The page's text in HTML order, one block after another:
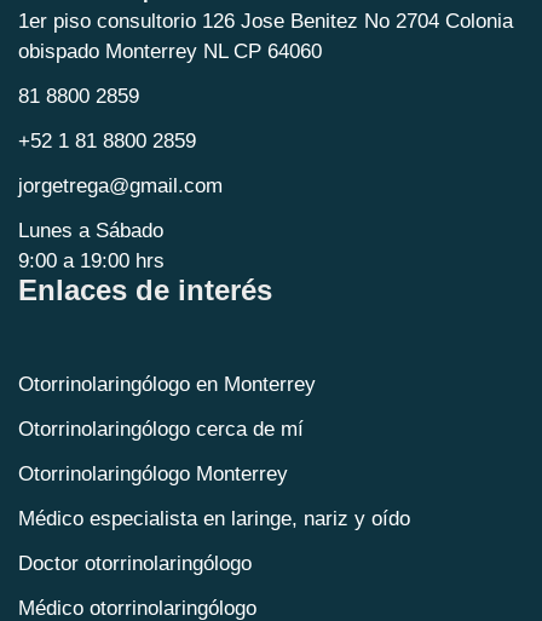
1er piso consultorio 126 Jose Benitez No 2704 Colonia
obispado Monterrey NL CP 64060
81 8800 2859
+52 1 81 8800 2859
jorgetrega@gmail.com
Lunes a Sábado
9:00 a 19:00 hrs
Enlaces de interés
Otorrinolaringólogo en Monterrey
Otorrinolaringólogo cerca de mí
Otorrinolaringólogo Monterrey
Médico especialista en laringe, nariz y oído
Doctor otorrinolaringólogo
Médico otorrinolaringólogo